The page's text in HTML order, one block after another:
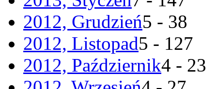
2012, Grudzień5 - 38
2012, Listopad5 - 127
2012, Październik4 - 23